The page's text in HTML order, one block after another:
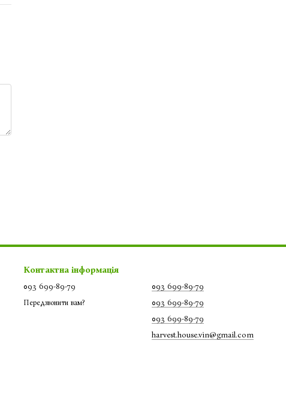
Контактна інформація
093 699-89-79
Передзвонити вам?
093 699-89-79
093 699-89-79
093 699-89-79
harvest.house.vin@gmail.com